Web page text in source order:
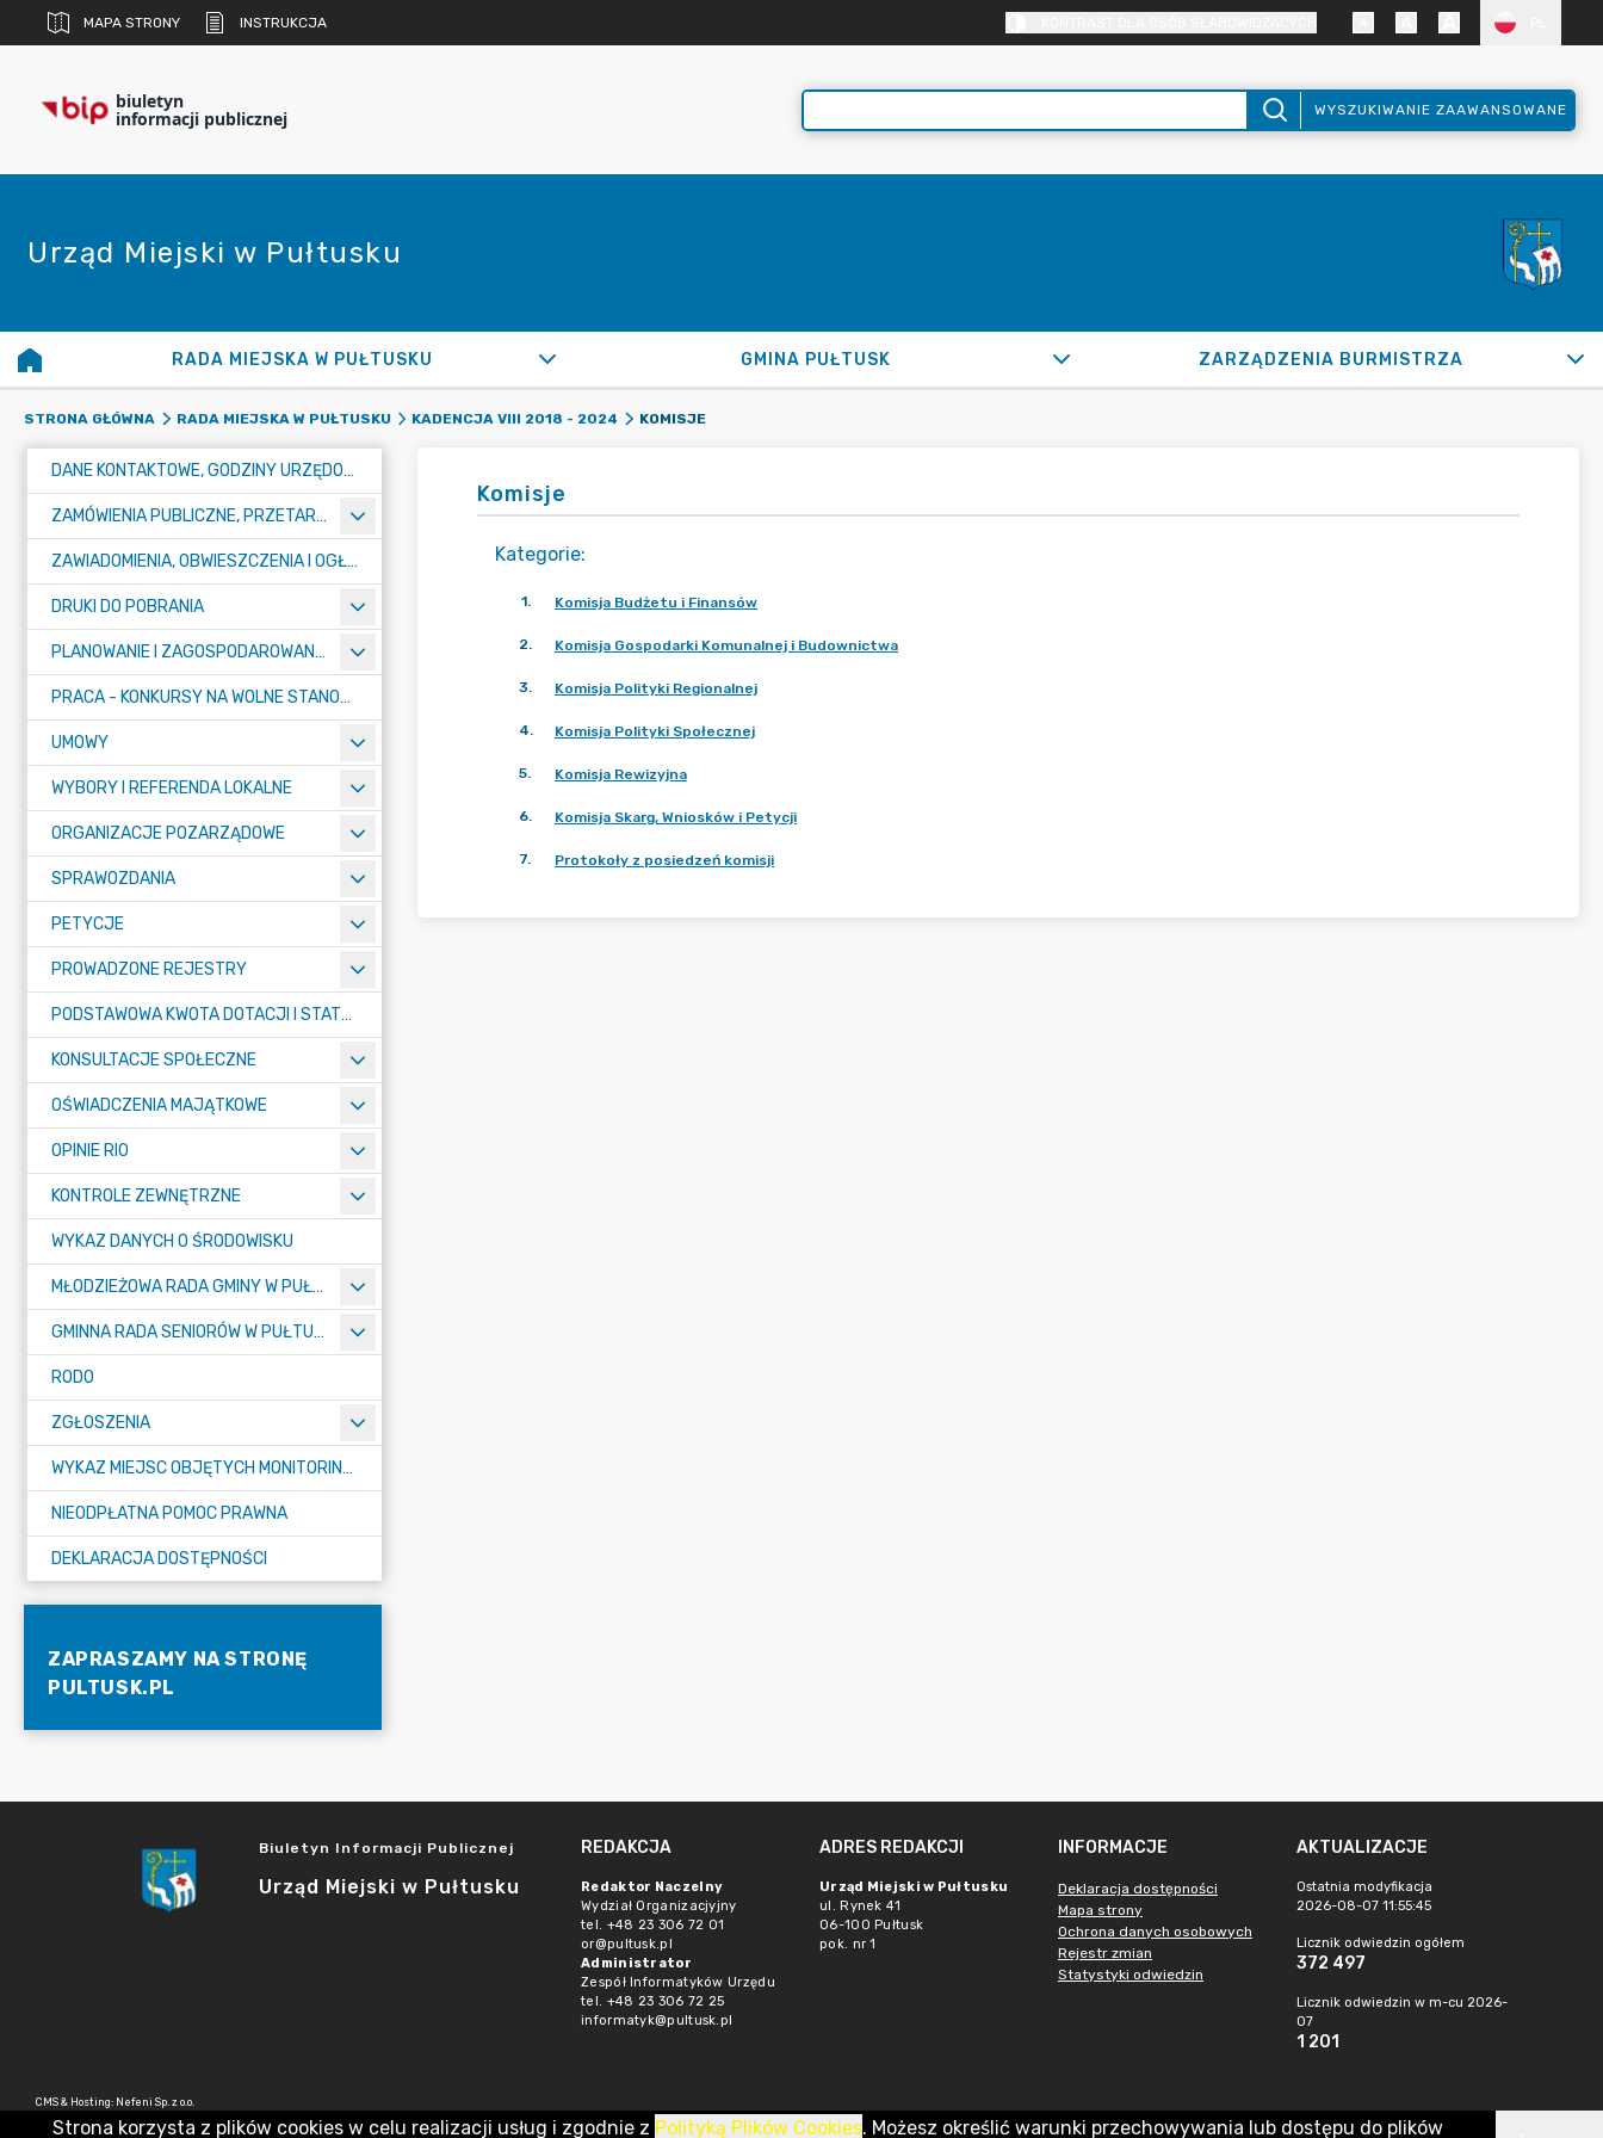
MAPA STRONY INSTRUKCJA
biuletyn
informacji publicznej WYSZUKIWANIE ZAAWANSOWANE
Urząd Miejski w Pułtusku
RADA MIEJSKA W PUŁTUSKU GMINA PUŁTUSK ZARZĄDZENIA BURMISTRZA
STRONA GŁÓWNA RADA MIEJSKA W PUŁTUSKU KADENCJA VIII 2018 - 2024 KOMISJE
DANE KONTAKTOWE, GODZINY URZĘDOWANIA I NUMER KONTA BANKOWEGO
ZAMÓWIENIA PUBLICZNE, PRZETARGI, KONKURSY
ZAWIADOMIENIA, OBWIESZCZENIA I OGŁOSZENIA
DRUKI DO POBRANIA
PLANOWANIE I ZAGOSPODAROWANIE PRZESTRZENNE
PRACA - KONKURSY NA WOLNE STANOWISKA
UMOWY
WYBORY I REFERENDA LOKALNE
ORGANIZACJE POZARZĄDOWE
SPRAWOZDANIA
PETYCJE
PROWADZONE REJESTRY
PODSTAWOWA KWOTA DOTACJI I STATYSTYCZNA LICZBA UCZNIÓW
KONSULTACJE SPOŁECZNE
OŚWIADCZENIA MAJĄTKOWE
OPINIE RIO
KONTROLE ZEWNĘTRZNE
WYKAZ DANYCH O ŚRODOWISKU
MŁODZIEŻOWA RADA GMINY W PUŁTUSKU
GMINNA RADA SENIORÓW W PUŁTUSKU
RODO
ZGŁOSZENIA
WYKAZ MIEJSC OBJĘTYCH MONITORINGIEM
NIEODPŁATNA POMOC PRAWNA
DEKLARACJA DOSTĘPNOŚCI
ZAPRASZAMY NA STRONĘ
PULTUSK.PL
Komisje
Kategorie:
1. Komisja Budżetu i Finansów
2. Komisja Gospodarki Komunalnej i Budownictwa
3. Komisja Polityki Regionalnej
4. Komisja Polityki Społecznej
5. Komisja Rewizyjna
6. Komisja Skarg, Wniosków i Petycji
7. Protokoły z posiedzeń komisji
Biuletyn Informacji Publicznej
Urząd Miejski w Pułtusku
REDAKCJA
Redaktor Naczelny
Wydział Organizacjyjny
tel. +48 23 306 72 01
or@pultusk.pl
Administrator
Zespół Informatyków Urzędu
tel. +48 23 306 72 25
informatyk@pultusk.pl
ADRES REDAKCJI
Urząd Miejski w Pułtusku
ul. Rynek 41
06-100 Pułtusk
pok. nr 1
INFORMACJE
Deklaracja dostępności
Mapa strony
Ochrona danych osobowych
Rejestr zmian
Statystyki odwiedzin
AKTUALIZACJE
Ostatnia modyfikacja
2026-08-07 11:55:45
Licznik odwiedzin ogółem
372 497
Licznik odwiedzin w m-cu 2026-
07
1 201
CMS & Hosting: Nefeni Sp. z o.o.
Strona korzysta z plików cookies w celu realizacji usług i zgodnie z Polityką Plików Cookies. Możesz określić warunki przechowywania lub dostępu do plików